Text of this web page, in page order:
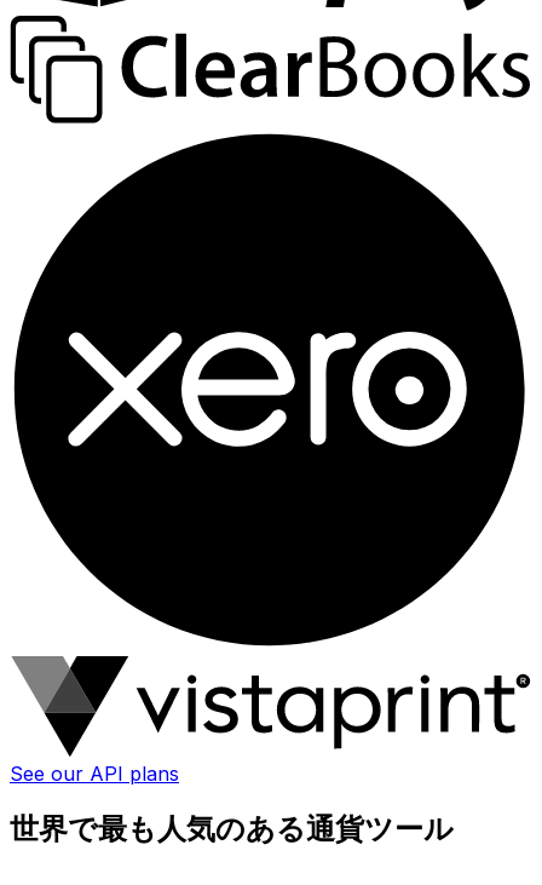
See our API plans
世界で最も人気のある通貨ツール